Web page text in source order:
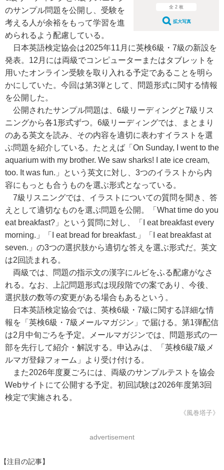
全 2 枚
拡大写真
のサンプル問題を公開し、受験を
考える人が余裕をもって学習を進
められるよう配慮している。
日本英語検定協会は2025年11月に英検6級・7級の新設を
発表。12月には両級でコンピューターまたはタブレットを
用いたオンライン受験を取り入れる予定であることを明ら
かにしていた。今回は第3弾として、問題形式に関する情報
を公開した。
公開されたサンプル問題は、6級リーディングと7級リス
ニングから各1形式ずつ。6級リーディングでは、まとまり
のある英文を読み、その内容を適切に表わすイラストを選
ぶ問題を紹介している。たとえば「On Sunday, I went to the
aquarium with my brother. We saw sharks! I ate ice cream,
too. It was fun.」という英文に対し、3つのイラストから内
容にもっとも合うものを選ぶ形式となっている。
7級リスニングでは、イラストについての質問を聞き、答
えとして適切なものを選ぶ問題を公開。「What time do you
eat breakfast?」という質問に対し、「I eat breakfast every
morning.」「I eat bread for breakfast.」「I eat breakfast at
seven.」の3つの選択肢から適切な答えを選ぶ形式だ。英文
は2回読まれる。
両級では、問題の指示文の漢字にルビをふる配慮がなさ
れる。なお、上記問題形式は現段階での案であり、今後、
選択肢の数等の変更がある場合もあるという。
日本英語検定協会では、英検6級・7級に関する詳細な情
報を「英検6級・7級メールマガジン」で届ける。第1弾配信
は2月中旬ごろを予定。メールマガジンでは、問題形式の一
部を先行して紹介・解説する。申込みは、「英検6級7級メ
ルマガ登録フォーム」より受け付ける。
また2026年度夏ごろには、両級のサンプルテストを協会
Webサイトにて公開する予定。初回試験は2026年度第3回
検定で実施される。
《風巻塔子》
advertisement
【注目の記事】